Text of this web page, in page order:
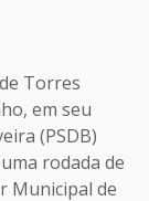
Torres
em seu
(PSDB)
rodada de
Municipal de